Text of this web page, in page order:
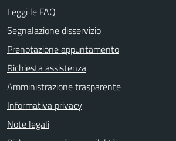
Leggi le FAQ
Segnalazione disservizio
Prenotazione appuntamento
Richiesta assistenza
Amministrazione trasparente
Informativa privacy
Note legali